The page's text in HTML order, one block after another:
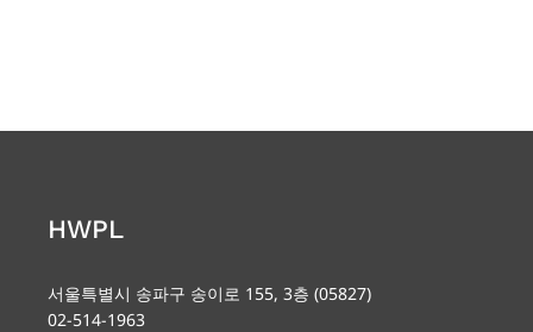
HWPL
서울특별시 송파구 송이로 155, 3층 (05827)
02-514-1963